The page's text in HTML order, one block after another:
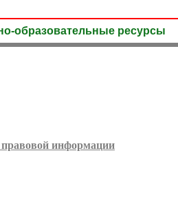
образовательные ресурсы
правовой информации